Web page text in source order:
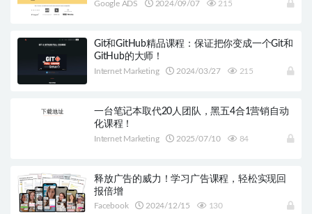
Google ADS 2024/09/07 215
Git和GitHub精品课程：保证把你变成一个Git和
GitHub的大师！
Internet Marketing 2024/03/27 215
一台笔记本取代20人团队，黑五4合1营销自动
化课程！
Internet Marketing 2025/07/10 84
释放广告的威力！学习广告课程，轻松实现回
报倍增
Facebook 2024/12/15 130